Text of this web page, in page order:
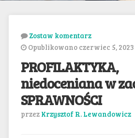
Zostaw komentarz
Opublikowano czerwiec 5, 2023
PROFILAKTYKA,
niedoceniana w
SPRAWNOŚCI
przez Krzysztof R. Lewandowicz